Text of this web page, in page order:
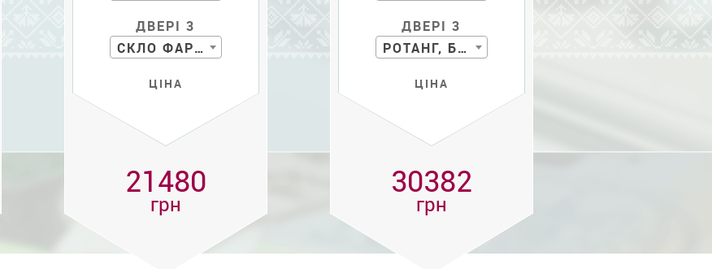
ДВЕРІ 3
СКЛО ФАРБ. С РИС.
ЦІНА
21480
грн
ДВЕРІ 3
РОТАНГ, БАМБУК
ЦІНА
30382
грн